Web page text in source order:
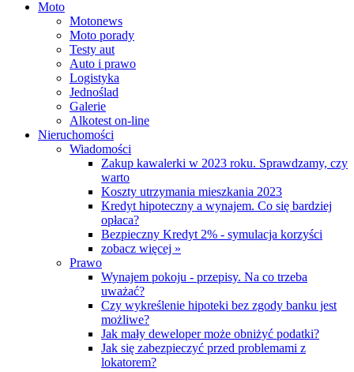
Moto
Motonews
Moto porady
Testy aut
Auto i prawo
Logistyka
Jednoślad
Galerie
Alkotest on-line
Nieruchomości
Wiadomości
Zakup kawalerki w 2023 roku. Sprawdzamy, czy
warto
Koszty utrzymania mieszkania 2023
Kredyt hipoteczny a wynajem. Co się bardziej
opłaca?
Bezpieczny Kredyt 2% - symulacja korzyści
zobacz więcej »
Prawo
Wynajem pokoju - przepisy. Na co trzeba
uważać?
Czy wykreślenie hipoteki bez zgody banku jest
możliwe?
Jak mały deweloper może obniżyć podatki?
Jak się zabezpieczyć przed problemami z
lokatorem?